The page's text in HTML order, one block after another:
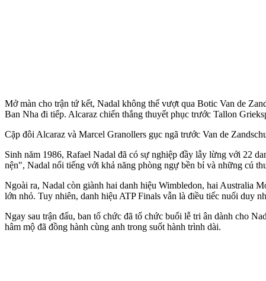
Mở màn cho trận tứ kết, Nadal không thể vượt qua Botic Van de
Ban Nha đi tiếp. Alcaraz chiến thắng thuyết phục trước Tallon
Cặp đôi Alcaraz và Marcel Granollers gục ngã trước Van de
Sinh năm 1986, Rafael Nadal đã có sự nghiệp đầy lẫy lừng với 22
nện", Nadal nổi tiếng với khả năng phòng ngự bền bỉ và những cú
Ngoài ra, Nadal còn giành hai danh hiệu Wimbledon, hai Australia
lớn nhỏ. Tuy nhiên, danh hiệu ATP Finals vẫn là điều tiếc nuối duy
Ngay sau trận đấu, ban tổ chức đã tổ chức buổi lễ tri ân dành cho
hâm mộ đã đồng hành cùng anh trong suốt hành trình dài.